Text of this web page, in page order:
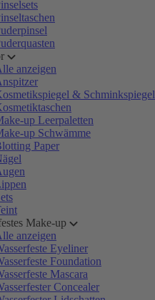
anzeigen
& Schminkspiegel
up Leerpaletten
up Schwämme
Paper
Make-up
anzeigen
Eyeliner
Foundation
Mascara
Concealer